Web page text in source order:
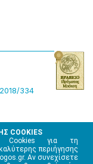
COOKIES
Cookies για τη
περιήγησης
Αν συνεχίσετε
334
220242